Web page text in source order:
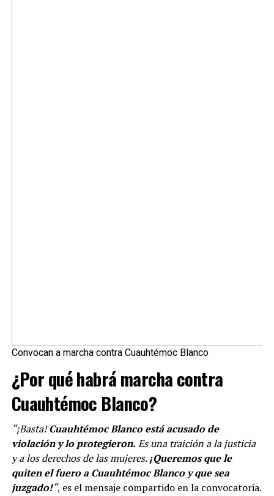
Convocan a marcha contra Cuauhtémoc Blanco
¿Por qué habrá marcha contra
Cuauhtémoc Blanco?
“¡Basta!Cuauhtémoc Blanco está acusado de
violación y lo protegieron. Es una traición a la justicia
y a los derechos de las mujeres.¡Queremos que le
quiten el fuero a Cuauhtémoc Blanco y que sea
juzgado!“, es el mensaje compartido en la convocatoria.